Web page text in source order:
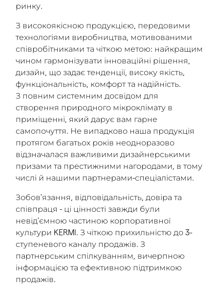
ринку.
З високоякісною продукцією, передовими
технологіями виробництва, мотивованими
співробітниками та чіткою метою: найкращим
чином гармонізувати інноваційні рішення,
дизайн, що задає тенденції, високу якість,
функціональність, комфорт та надійність.
З повним системним досвідом для
створення природного мікроклімату в
приміщенні, який дарує вам гарне
самопочуття. Не випадково наша продукція
протягом багатьох років неодноразово
відзначалася важливими дизайнерськими
призами та престижними нагородами, в тому
числі й нашими партнерами-спеціалістами.
Зобов'язання, відповідальність, довіра та
співпраця - ці цінності завжди були
невід'ємною частиною корпоративної
культури KERMI. З чіткою прихильністю до 3-
ступеневого каналу продажів. З
партнерським спілкуванням, вичерпною
інформацією та ефективною підтримкою
продажів.